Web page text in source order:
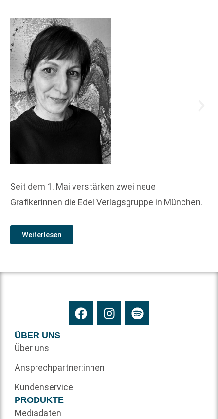
Seit dem 1. Mai verstärken zwei neue
Grafikerinnen die Edel Verlagsgruppe in München.
Weiterlesen
ÜBER UNS
Über uns
Ansprechpartner:innen
Kundenservice
PRODUKTE
Mediadaten